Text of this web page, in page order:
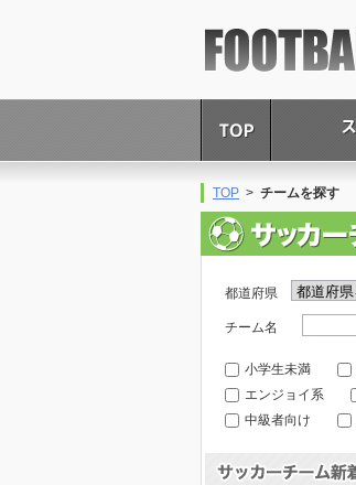
TOP > チームを探す
都道府県
チーム名
小学生未満
エンジョイ系
中級者向け